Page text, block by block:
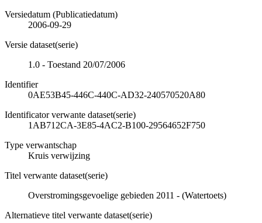
Versiedatum (Publicatiedatum)
2006-09-29
Versie dataset(serie)
1.0 - Toestand 20/07/2006
Identifier
0AE53B45-446C-440C-AD32-240570520A80
Identificator verwante dataset(serie)
1AB712CA-3E85-4AC2-B100-29564652F750
Type verwantschap
Kruis verwijzing
Titel verwante dataset(serie)
Overstromingsgevoelige gebieden 2011 - (Watertoets)
Alternatieve titel verwante dataset(serie)